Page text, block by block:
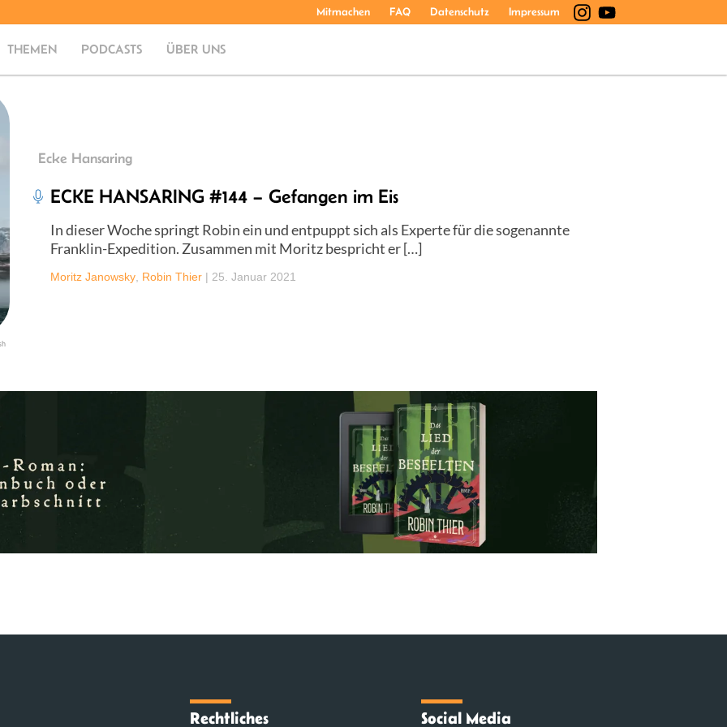
Mitmachen FAQ Datenschutz Impressum
THEMEN PODCASTS ÜBER UNS
Ecke Hansaring
ECKE HANSARING #144 – Gefangen im Eis
In dieser Woche springt Robin ein und entpuppt sich als Experte für die sogenannte
Franklin-Expedition. Zusammen mit Moritz bespricht er […]
Moritz Janowsky Robin Thier | 25. Januar 2021
Rechtliches Social Media